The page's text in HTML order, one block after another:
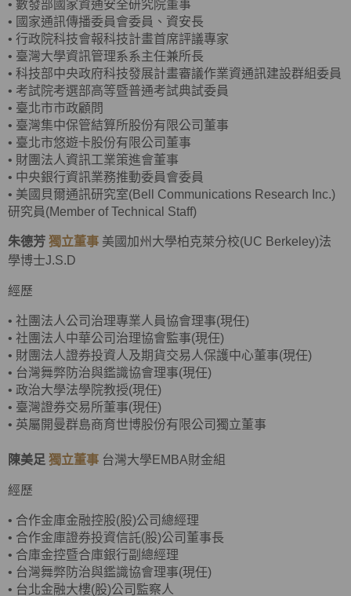
• 數發部國家資通安全研究院董事
• 國家通訊傳播委員會委員、資安長
• 行政院科技會報科技計畫首席評議專家
• 臺灣大學資訊管理系系主任兼所長
• 科技部中央政府科技發展計畫審議作業資通訊建設群組委員
• 考試院考選部高等暨普通考試典試委員
• 臺北市市政顧問
• 臺灣集中保管結算所股份有限公司董事
• 臺北市悠遊卡股份有限公司董事
• 財團法人資訊工業策進會董事
• 中央銀行資訊業務推動委員會委員
• 美國貝爾通訊研究室(Bell Communications Research Inc.)
研究員(Member of Technical Staff)
朱德芳 獨立董事 美國加州大學柏克萊分校(UC Berkeley)法
學博士J.S.D
經歷
• 社團法人公司治理專業人員協會理事(現任)
• 社團法人中華公司治理協會監事(現任)
• 財團法人證券投資人及期貨交易人保護中心董事(現任)
• 台灣舞弊防治與鑑識協會理事(現任)
• 政治大學法學院教授(現任)
• 臺灣證券交易所董事(現任)
• 英屬開曼群島商育世博股份有限公司獨立董事
陳美足 獨立董事 台灣大學EMBA財金組
經歷
• 合作金庫金融控股(股)公司總經理
• 合作金庫證券投資信託(股)公司董事長
• 合庫金控暨合庫銀行副總經理
• 台灣舞弊防治與鑑識協會理事(現任)
• 台北金融大樓(股)公司監察人